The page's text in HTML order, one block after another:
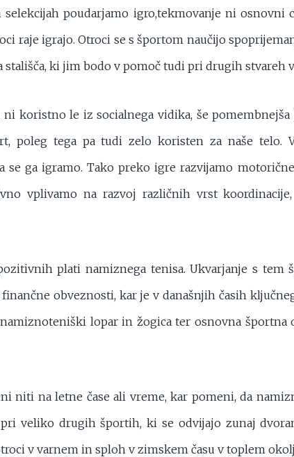
poudarjamo igro,tekmovanje ni osnovni
raje igrajo. Otroci se s športom naučijo
ki jim bodo v pomoč tudi pri drugih stvareh
koristno le iz socialnega vidika, še
poleg tega pa tudi zelo koristen za naše telo.
se ga igramo. Tako preko igre razvijamo
vplivamo na razvoj različnih vrst
plati namiznega tenisa. Ukvarjanje s tem
obveznosti, kar je v današnjih časih
lopar in žogica ter osnovna športna
niti na letne čase ali vreme, kar pomeni, da
veliko drugih športih, ki se odvijajo zunaj
v varnem in sploh v zimskem času v toplem